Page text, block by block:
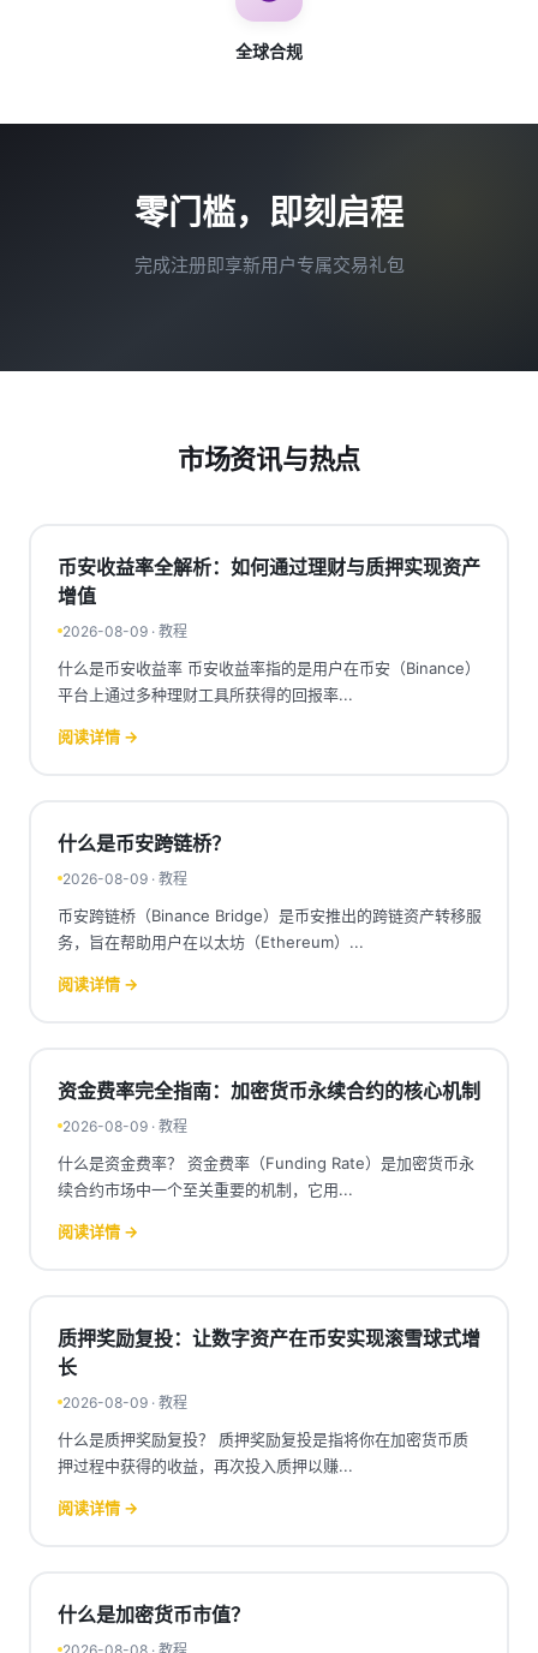
全球合规
零门槛，即刻启程
完成注册即享新用户专属交易礼包
市场资讯与热点
币安收益率全解析：如何通过理财与质押实现资产
增值
2026-08-09 · 教程
什么是币安收益率 币安收益率指的是用户在币安（Binance）
平台上通过多种理财工具所获得的回报率...
阅读详情 →
什么是币安跨链桥？
2026-08-09 · 教程
币安跨链桥（Binance Bridge）是币安推出的跨链资产转移服
务，旨在帮助用户在以太坊（Ethereum）...
阅读详情 →
资金费率完全指南：加密货币永续合约的核心机制
2026-08-09 · 教程
什么是资金费率？ 资金费率（Funding Rate）是加密货币永
续合约市场中一个至关重要的机制，它用...
阅读详情 →
质押奖励复投：让数字资产在币安实现滚雪球式增
长
2026-08-09 · 教程
什么是质押奖励复投？ 质押奖励复投是指将你在加密货币质
押过程中获得的收益，再次投入质押以赚...
阅读详情 →
什么是加密货币市值？
2026-08-08 · 教程